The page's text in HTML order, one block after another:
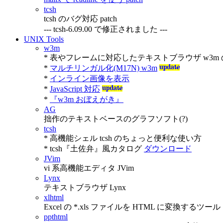
tcsh
tcsh のバグ対応 patch
--- tcsh-6.09.00 で修正されました ---
UNIX Tools
w3m
* 表やフレームに対応したテキストブラウザ w3m
* マルチリンガル化(M17N) w3m
* インライン画像を表示
* JavaScript 対応
*
『w3m おぼえがき』
AG
拙作のテキストベースのグラフソフト(?)
tcsh
* 高機能シェル tcsh のちょっと便利な使い方
* tcsh『土佐弁』風カタログ ダウンロード
JVim
vi 系高機能エディタ JVim
Lynx
テキストブラウザ Lynx
xlhtml
Excel の *.xls ファイルを HTML に変換するツール
ppthtml